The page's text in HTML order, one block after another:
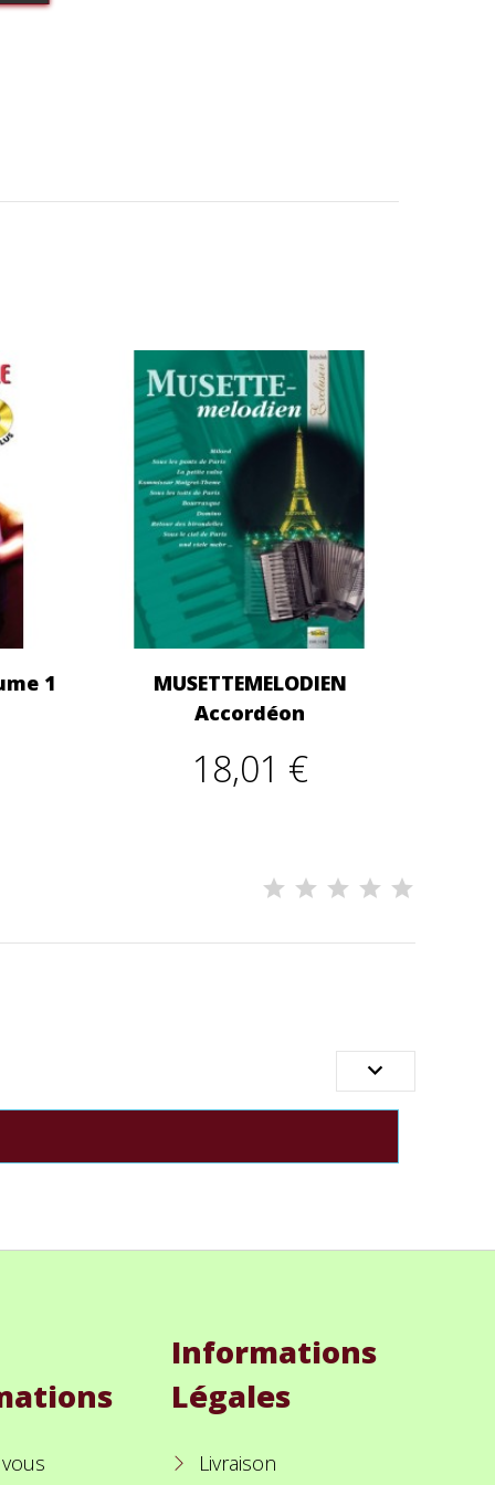
1
MUSETTEMELODIEN
Accordéon
18,01 €

Informations
Légales
Livraison